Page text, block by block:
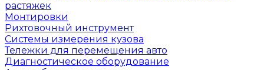
растяжек
Монтировки
Рихтовочный инструмент
Системы измерения кузова
Тележки для перемещения авто
Диагностическое оборудование